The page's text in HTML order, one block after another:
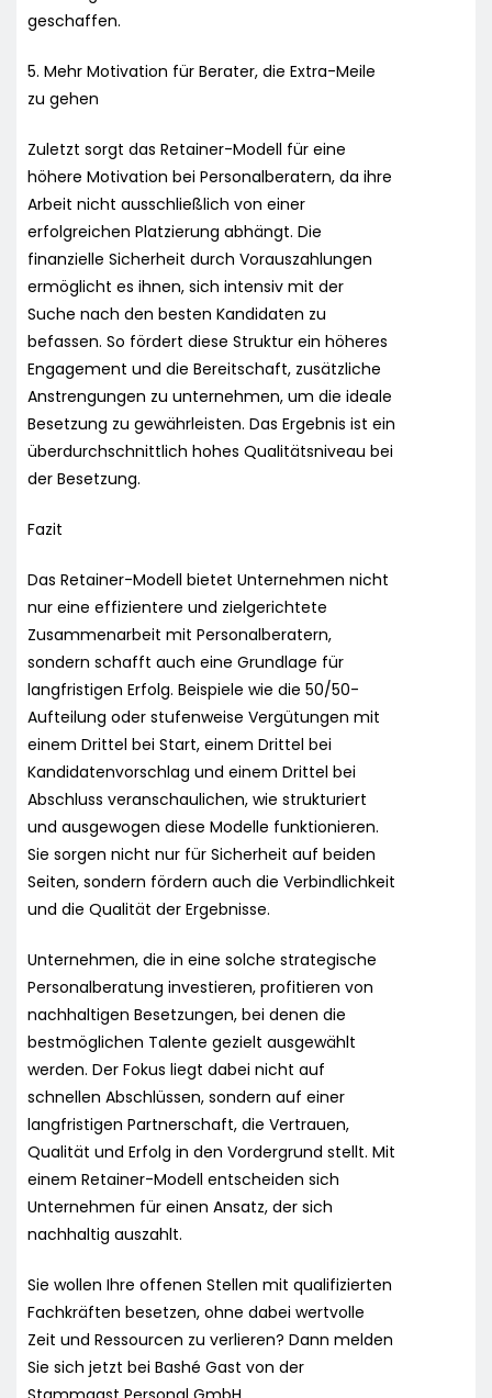
geschaffen.
5. Mehr Motivation für Berater, die Extra-Meile
zu gehen
Zuletzt sorgt das Retainer-Modell für eine
höhere Motivation bei Personalberatern, da ihre
Arbeit nicht ausschließlich von einer
erfolgreichen Platzierung abhängt. Die
finanzielle Sicherheit durch Vorauszahlungen
ermöglicht es ihnen, sich intensiv mit der
Suche nach den besten Kandidaten zu
befassen. So fördert diese Struktur ein höheres
Engagement und die Bereitschaft, zusätzliche
Anstrengungen zu unternehmen, um die ideale
Besetzung zu gewährleisten. Das Ergebnis ist ein
überdurchschnittlich hohes Qualitätsniveau bei
der Besetzung.
Fazit
Das Retainer-Modell bietet Unternehmen nicht
nur eine effizientere und zielgerichtete
Zusammenarbeit mit Personalberatern,
sondern schafft auch eine Grundlage für
langfristigen Erfolg. Beispiele wie die 50/50-
Aufteilung oder stufenweise Vergütungen mit
einem Drittel bei Start, einem Drittel bei
Kandidatenvorschlag und einem Drittel bei
Abschluss veranschaulichen, wie strukturiert
und ausgewogen diese Modelle funktionieren.
Sie sorgen nicht nur für Sicherheit auf beiden
Seiten, sondern fördern auch die Verbindlichkeit
und die Qualität der Ergebnisse.
Unternehmen, die in eine solche strategische
Personalberatung investieren, profitieren von
nachhaltigen Besetzungen, bei denen die
bestmöglichen Talente gezielt ausgewählt
werden. Der Fokus liegt dabei nicht auf
schnellen Abschlüssen, sondern auf einer
langfristigen Partnerschaft, die Vertrauen,
Qualität und Erfolg in den Vordergrund stellt. Mit
einem Retainer-Modell entscheiden sich
Unternehmen für einen Ansatz, der sich
nachhaltig auszahlt.
Sie wollen Ihre offenen Stellen mit qualifizierten
Fachkräften besetzen, ohne dabei wertvolle
Zeit und Ressourcen zu verlieren? Dann melden
Sie sich jetzt bei Bashé Gast von der